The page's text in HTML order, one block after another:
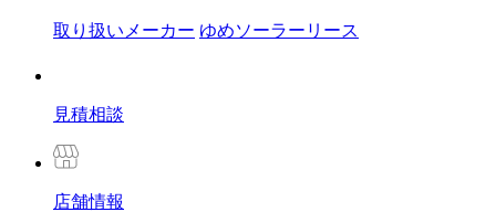
取り扱いメーカー ゆめソーラーリース
見積相談
店舗情報